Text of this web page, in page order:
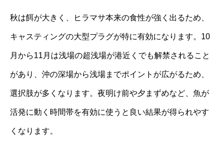
秋は餌が大きく、ヒラマサ本来の食性が強く出るため、
キャスティングの大型プラグが特に有効になります。10
月から11月は浅場の超浅場が港近くでも解禁されること
があり、沖の深場から浅場までポイントが広がるため、
選択肢が多くなります。夜明け前や夕まずめなど、魚が
活発に動く時間帯を有効に使うと良い結果が得られやす
くなります。